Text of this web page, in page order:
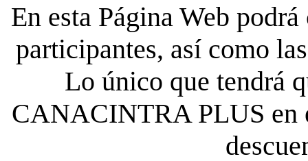
En esta Página Web
participantes, así como
Lo único que tendrá
CANACINTRA PLUS en